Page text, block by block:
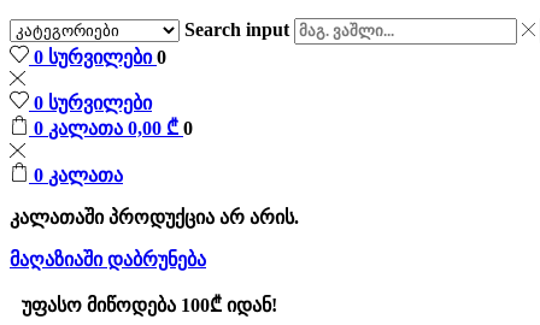
Search input
0 სურვილები0
0 სურვილები
0 კალათა 0,00 ₾ 0
0 კალათა
კალათაში პროდუქცია არ არის.
მაღაზიაში დაბრუნება
უფასო მიწოდება 100₾ იდან!